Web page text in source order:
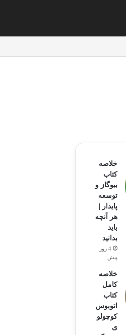
خلاصه
کتاب
بیوگاز و
توسعه
پایدار |
هر آنچه
باید
بدانید
4 روز
پیش
خلاصه
کامل
کتاب
اتوبوس
کوچولو
ی